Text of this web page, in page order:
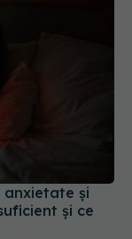
și
și ce